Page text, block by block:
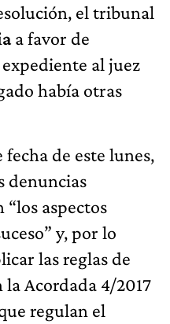
el tribunal
a favor de
al juez
había otras
de este lunes,
denuncias
aspectos
y, por lo
las reglas de
Acordada 4/2017
regulan el